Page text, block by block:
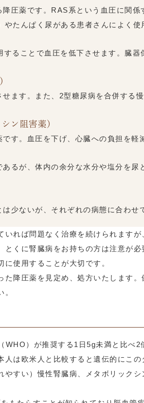
圧薬です。RAS系という血圧に関
たんぱく尿がある患者さんによく使
ることで血圧を低下させます。臓
ます。また、2型糖尿病を合併する
ン阻害薬）
す。血圧を下げ、心臓への負担を軽
るが、体内の余分な水分や塩分を
少ないが、それぞれの病態に合わせ
れば問題なく治療を続けられます
くに腎臓病をお持ちの方は注意が
使用することが大切です。
降圧薬を見定め、処方いたします
）が推奨する1日5g未満と比べ
は欧米人と比較すると遺伝的にこ
すい）慢性腎臓病、メタボリック